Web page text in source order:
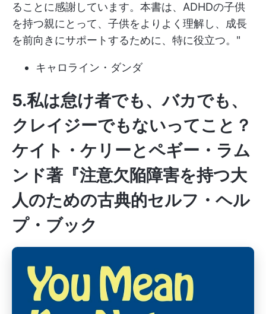
ることに感謝しています。本書は、ADHDの子供
を持つ親にとって、子供をよりよく理解し、成長
を前向きにサポートするために、特に役立つ。"
キャロライン・ダンダ
5.私は怠け者でも、バカでも、
クレイジーでもないってこと？
ケイト・ケリーとペギー・ラム
ンド著『注意欠陥障害を持つ大
人のための古典的セルフ・ヘル
プ・ブック